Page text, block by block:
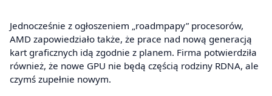
Jednocześnie z ogłoszeniem „roadmpapy” procesorów,
AMD zapowiedziało także, że prace nad nową generacją
kart graficznych idą zgodnie z planem. Firma potwierdziła
również, że nowe GPU nie będą częścią rodziny RDNA, ale
czymś zupełnie nowym.